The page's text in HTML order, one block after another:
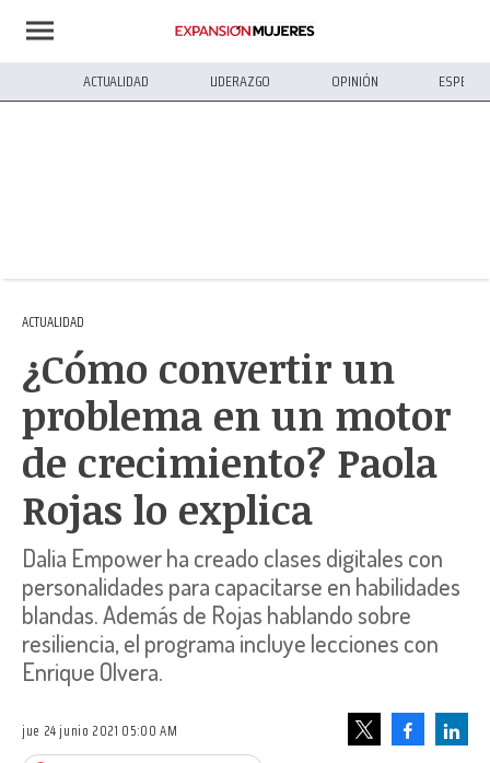
ACTUALIDAD LIDERAZGO OPINIÓN
ACTUALIDAD
¿Cómo convertir un
problema en un motor
de crecimiento? Paola
Rojas lo explica
Dalia Empower ha creado clases digitales con
personalidades para capacitarse en habilidades
blandas. Además de Rojas hablando sobre
resiliencia, el programa incluye lecciones con
Enrique Olvera.
jue 24 junio 2021 05:00 AM Facebook